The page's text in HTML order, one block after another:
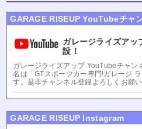
GARAGE RISEUP YouTubeチャ
ガレージライズアッ
設！
ガレージライズアップ YouTubeチャン
名は「GTスポーツカー専門!ガレージ
す。是非チャンネル登録よろしくお願い
GARAGE RISEUP Instagram